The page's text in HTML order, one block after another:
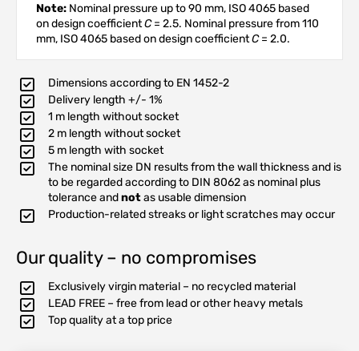
Note: Nominal pressure up to 90 mm, ISO 4065 based
on design coefficientC= 2.5. Nominal pressure from 110
mm, ISO 4065 based on design coefficientC= 2.0.
Dimensions according to EN 1452-2
Delivery length +/- 1%
1 m length without socket
2 m length without socket
5 m length with socket
The nominal size DN results from the wall thickness and is
to be regarded according to DIN 8062 as nominal plus
tolerance andnotas usable dimension
Production-related streaks or light scratches may occur
Our quality – no compromises
Exclusively virgin material – no recycled material
LEAD FREE – free from lead or other heavy metals
Top quality at a top price